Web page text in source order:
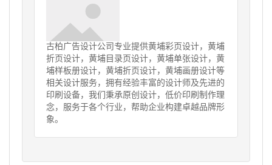
古柏广告设计公司专业提供黄埔彩页设计，黄埔
折页设计，黄埔目录页设计，黄埔单张设计，黄
埔样板册设计，黄埔折页设计，黄埔画册设计等
相关设计服务，拥有经验丰富的设计师及先进的
印刷设备，我们秉承原创设计，低价印刷制作理
念，服务于各个行业，帮助企业构建卓越品牌形
象。